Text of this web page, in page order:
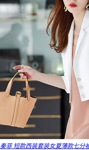
秦菲 短款西装套装女夏薄款七分